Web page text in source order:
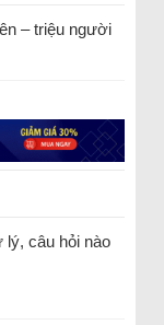
– triệu người
lý, câu hỏi nào